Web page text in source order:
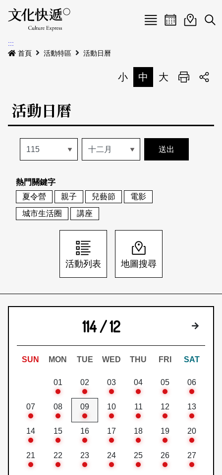
Menu
最新公告
本期專題
歷史專題
活動特區
活動列表
地圖搜尋
關於我們
關於我們
刊物索取地點
會員基本資料
刊登活動
網站導覽 English
日本語 登入/註冊
活動日曆活動地圖
展
:::
首頁
活動特區 活動日曆
小 中 大 列印
活動日曆
熱門關鍵字
夏令營
親子 兒藝節
電影
城市生活圈
講座
活動列表 地圖搜尋
114 / 12 下個月
SUN MON TUE WED THU FRI SAT
01 02 03 04 05 06
07 08 09 10 11 12 13
14 15 16 17 18 19 20
21 22 23 24 25 26 27